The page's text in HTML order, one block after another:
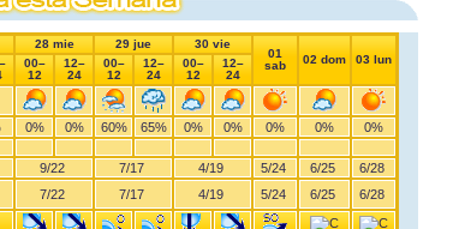
28 mie 29 jue 30 vie
01
sab
02 dom 03 lun
00–
12
12–
24
00–
12
12–
24
00–
12
12–
24
0% 0% 60% 65% 0% 0% 0% 0% 0%
9/22 7/17 4/19 5/24 6/25 6/28
7/22 7/17 4/19 5/24 6/25 6/28